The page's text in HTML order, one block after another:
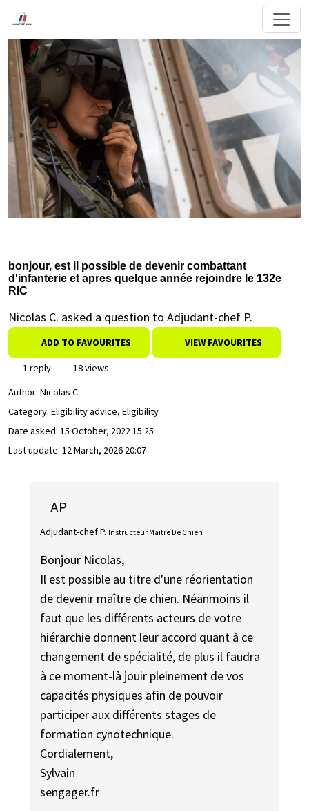
bonjour, est il possible de devenir combattant
d'infanterie et apres quelque année rejoindre le 132e
RIC
Nicolas C. asked a question to Adjudant-chef P.
ADD TO FAVOURITES VIEW FAVOURITES
1 reply
18 views
Author: Nicolas C.
Category: Eligibility advice, Eligibility
Date asked: 15 October, 2022 15:25
Last update: 12 March, 2026 20:07
AP
Adjudant-chef P. Instructeur Maitre De Chien
Bonjour Nicolas,
Il est possible au titre d'une réorientation
de devenir maître de chien. Néanmoins il
faut que les différents acteurs de votre
hiérarchie donnent leur accord quant à ce
changement de spécialité, de plus il faudra
à ce moment-là jouir pleinement de vos
capacités physiques afin de pouvoir
participer aux différents stages de
formation cynotechnique.
Cordialement,
Sylvain
sengager.fr